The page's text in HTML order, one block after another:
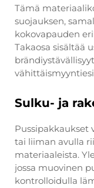
Tämä
suojauksen,
kokovapauden
Takaosa sisältää
Sulku- ja
Pussipakkaukset
tai liiman avulla
materiaaleista.
jossa muovinen
kontrolloidulla